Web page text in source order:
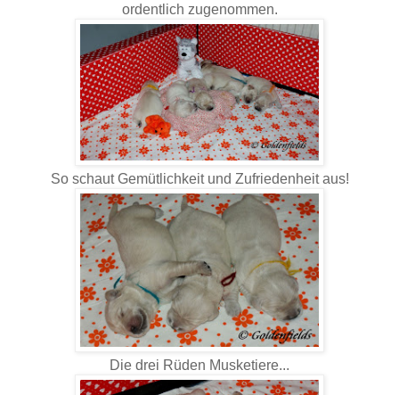
ordentlich zugenommen.
So schaut Gemütlichkeit und Zufriedenheit aus!
Die drei Rüden Musketiere...